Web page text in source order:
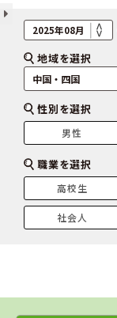
地域を選択
性別を選択
男性
職業を選択
高校生
社会人